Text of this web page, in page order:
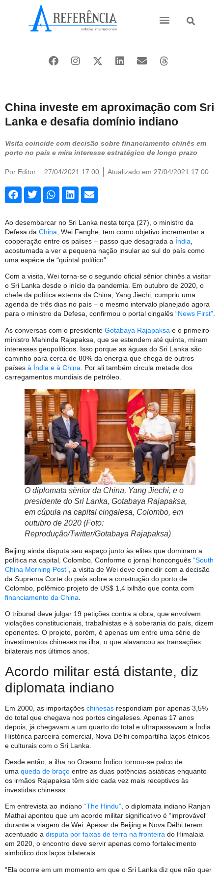
China investe em aproximação com Sri
Lanka e desafia domínio indiano
Visita coincide com decisão sobre financiamento chinês em
porto no país e mira interesse estratégico de longo prazo
Por Editor 27/04/2021 17:00 Atualizado em 27/04/2021 17:00
Ao desembarcar no Sri Lanka nesta terça (27), o ministro da
Defesa da China , Wei Fenghe, tem como objetivo incrementar a
cooperação entre os países – passo que desagrada a Índia
acostumada a ver a pequena nação insular ao sul do país como
uma espécie de “quintal político”.
Com a visita, Wei torna-se o segundo oficial sênior chinês a visitar
o Sri Lanka desde o início da pandemia. Em outubro de 2020, o
chefe da política externa da China, Yang Jiechi, cumpriu uma
agenda de três dias no país – o mesmo intervalo planejado agora
para o ministro da Defesa, confirmou o portal cingalês “News First”.
As conversas com o presidente Gotabaya Rajapaksa e o primeiro-
ministro Mahinda Rajapaksa, que se estendem até quinta, miram
interesses geopolíticos. Isso porque as águas do Sri Lanka são
caminho para cerca de 80% da energia que chega de outros
países à Índia e à China . Por ali também circula metade dos
carregamentos mundiais de petróleo.
O diplomata sênior da China, Yang Jiechi, e o
presidente do Sri Lanka, Gotabaya Rajapaksa,
em cúpula na capital cingalesa, Colombo, em
outubro de 2020 (Foto:
Reprodução/Twitter/Gotabaya Rajapaksa)
Beijing ainda disputa seu espaço junto às elites que dominam a
política na capital, Colombo. Conforme o jornal honconguês “South
China Morning Post” , a visita de Wei deve coincidir com a decisão
da Suprema Corte do país sobre a construção do porto de
Colombo, polêmico projeto de US$ 1,4 bilhão que conta com
financiamento da China
O tribunal deve julgar 19 petições contra a obra, que envolvem
violações constitucionais, trabalhistas e à soberania do país, dizem
oponentes. O projeto, porém, é apenas um entre uma série de
investimentos chineses na ilha, o que alavancou as transações
bilaterais nos últimos anos.
Acordo militar está distante, diz
diplomata indiano
Em 2000, as importações chinesas respondiam por apenas 3,5%
do total que chegava nos portos cingaleses. Apenas 17 anos
depois, já chegavam a um quarto do total e ultrapassavam a Índia.
Histórica parceira comercial, Nova Délhi compartilha laços étnicos
e culturais com o Sri Lanka.
Desde então, a ilha no Oceano Índico tornou-se palco de
uma queda de braço entre as duas potências asiáticas enquanto
os irmãos Rajapaksa têm sido cada vez mais receptivos às
investidas chinesas.
Em entrevista ao indiano “The Hindu”, o diplomata indiano Ranjan
Mathai apontou que um acordo militar significativo é “improvável”
durante a viagem de Wei. Apesar de Beijing e Nova Délhi terem
acentuado a disputa por faixas de terra na fronteira do Himalaia
em 2020, o encontro deve servir apenas como fortalecimento
simbólico dos laços bilaterais.
“Ela ocorre em um momento em que o Sri Lanka diz que não quer